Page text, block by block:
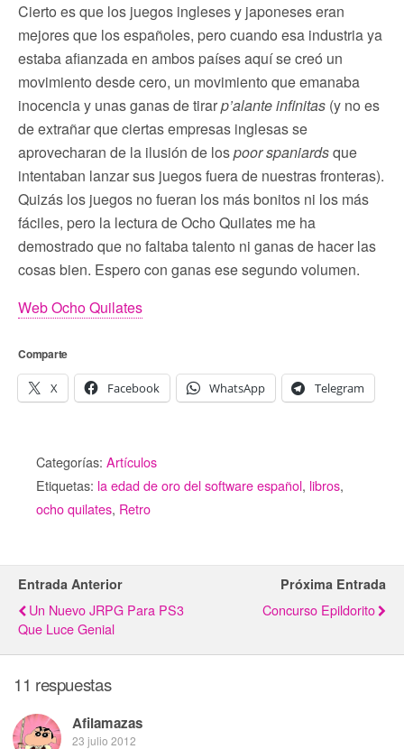
Cierto es que los juegos ingleses y japoneses eran
mejores que los españoles, pero cuando esa industria ya
estaba afianzada en ambos países aquí se creó un
movimiento desde cero, un movimiento que emanaba
inocencia y unas ganas de tirarp’alante infinitas (y no es
de extrañar que ciertas empresas inglesas se
aprovecharan de la ilusión de lospoor spaniardsque
intentaban lanzar sus juegos fuera de nuestras fronteras).
Quizás los juegos no fueran los más bonitos ni los más
fáciles, pero la lectura de Ocho Quilates me ha
demostrado que no faltaba talento ni ganas de hacer las
cosas bien. Espero con ganas ese segundo volumen.
Web Ocho Quilates
Comparte
X Facebook WhatsApp Telegram
Categorías: Artículos
Etiquetas: la edad de oro del software español, libros,
ocho quilates, Retro
Entrada Anterior
Un Nuevo JRPG Para PS3
Que Luce Genial
Próxima Entrada
Concurso Epildorito
11 respuestas
Afilamazas
23 julio 2012